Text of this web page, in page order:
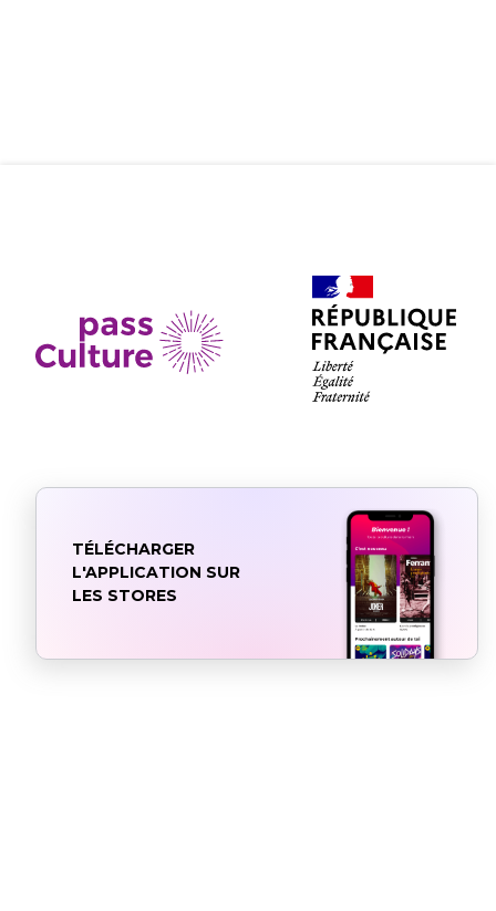
TÉLÉCHARGER
L'APPLICATION SUR
LES STORES